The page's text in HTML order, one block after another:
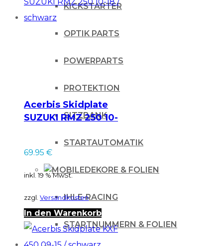
KICKSTARTER
OPTIK PARTS
POWERPARTS
PROTEKTION
SITZBANK
STARTAUTOMATIK
DEKORE & FOLIEN
IHLE-RACING
STARTNUMMERN & FOLIEN
Acerbis Skidplate
SUZUKI RMZ 250 10-
69.95 €
inkl. 19 % MwSt.
zzgl. Versandkosten
In den Warenkorb